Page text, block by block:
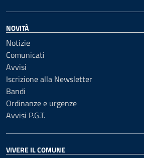
NOVITÀ
Notizie
Comunicati
Avvisi
Iscrizione alla Newsletter
Bandi
Ordinanze e urgenze
Avvisi P.G.T.
VIVERE IL COMUNE